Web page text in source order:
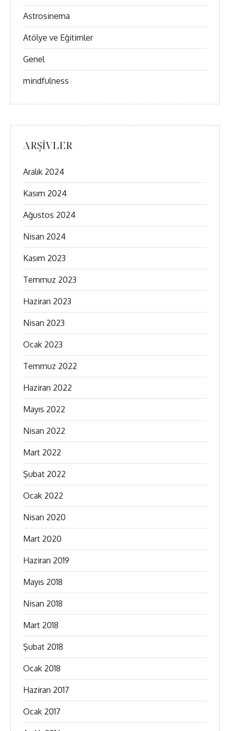
Astrosinema
Atölye ve Eğitimler
Genel
mindfulness
ARŞIVLER
Aralık 2024
Kasım 2024
Ağustos 2024
Nisan 2024
Kasım 2023
Temmuz 2023
Haziran 2023
Nisan 2023
Ocak 2023
Temmuz 2022
Haziran 2022
Mayıs 2022
Nisan 2022
Mart 2022
Şubat 2022
Ocak 2022
Nisan 2020
Mart 2020
Haziran 2019
Mayıs 2018
Nisan 2018
Mart 2018
Şubat 2018
Ocak 2018
Haziran 2017
Ocak 2017